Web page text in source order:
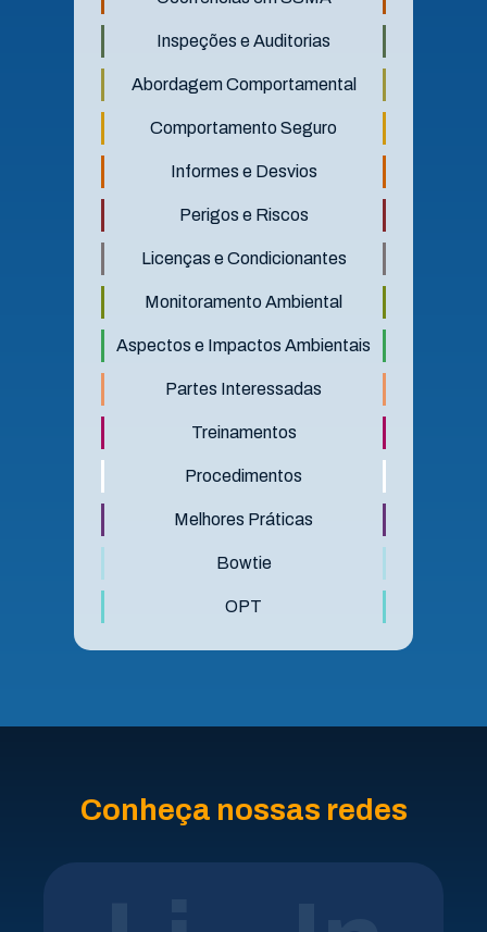
Inspeções e Auditorias
Abordagem Comportamental
Comportamento Seguro
Informes e Desvios
Perigos e Riscos
Licenças e Condicionantes
Monitoramento Ambiental
Aspectos e Impactos Ambientais
Partes Interessadas
Treinamentos
Procedimentos
Melhores Práticas
Bowtie
OPT
Conheça nossas redes